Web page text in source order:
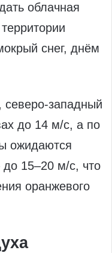
облачная
снег, днём
северо‑западный
до 14 м/с, а по
ожидаются
15–20 м/с, что
оранжевого